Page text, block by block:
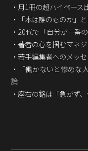
クロスメディアンとは
広報誌
「クロスメ
・ 月1冊の超ハイペース
・
「本は誰のものか」
・ 20代で「自分が一番
・ 著者の心を掴むマネ
・若手編集者へのメッ
・
「働かないと惨め
論
・ 座右の銘は「急がず、